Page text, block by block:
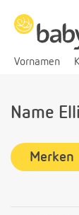
Vornamen
Name
Merken